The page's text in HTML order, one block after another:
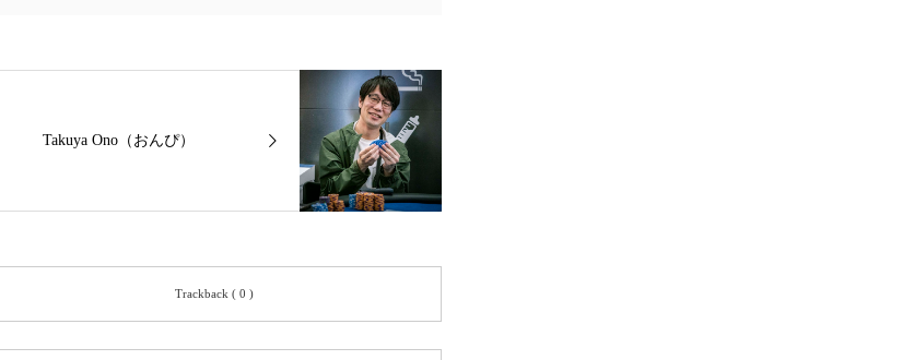
Takuya Ono（おんぴ）
Trackback ( 0 )